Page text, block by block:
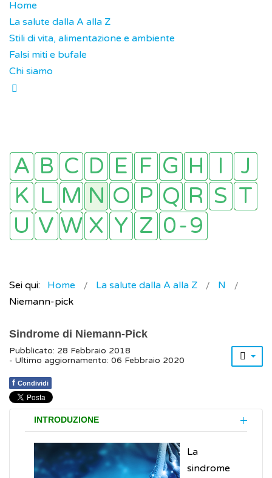
Home
La salute dalla A alla Z
Stili di vita, alimentazione e ambiente
Falsi miti e bufale
Chi siamo
Sei qui: Home La salute dalla A alla Z
N
Niemann-pick
Sindrome di Niemann-Pick
Pubblicato: 28 Febbraio 2018
- Ultimo aggiornamento: 06 Febbraio 2020
f Condividi
INTRODUZIONE
La
sindrome